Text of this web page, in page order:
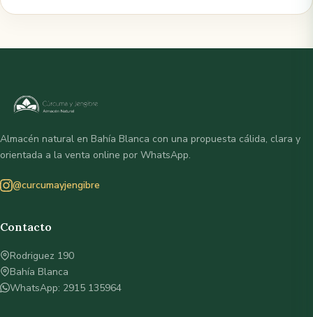
Almacén natural en Bahía Blanca con una propuesta cálida, clara y
orientada a la venta online por WhatsApp.
@curcumayjengibre
Contacto
Rodriguez 190
Bahía Blanca
WhatsApp: 2915 135964